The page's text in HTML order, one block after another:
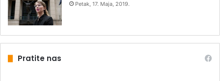
Petak, 17. Maja, 2019.
Pratite nas